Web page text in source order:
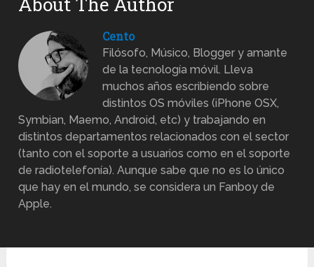
Cento
Filósofo, Músico, Blogger y amante
de la tecnología móvil. Lleva
muchos años escribiendo sobre
distintos OS móviles (iPhone OSX,
Symbian, Maemo, Android, etc) y trabajando en
distintos departamentos relacionados con el sector
(tanto con el soporte a usuarios como en el soporte
de radiotelefonía). Aunque sabe que no es lo único
que hay en el mundo, se considera un Fanboy de
Apple.